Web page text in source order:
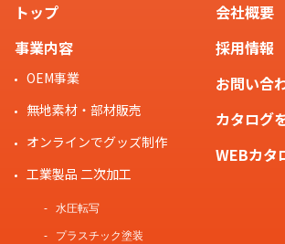
トップ
事業内容
OEM事業
無地素材・部材販売
オンラインでグッズ制作
工業製品 二次加工
水圧転写
プラスチック塗装
会社概要
採用情報
お問い合
カタログ
WEBカタ